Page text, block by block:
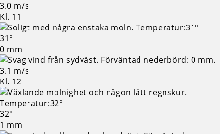
3.0 m/s
Kl. 11
31°
0 mm
3.1 m/s
Kl. 12
32°
1 mm